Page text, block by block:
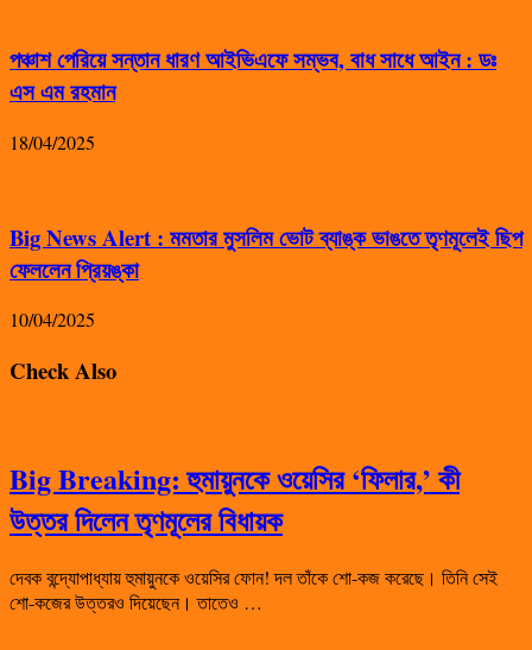
পঞ্চাশ পেরিয়ে সন্তান ধারণ আইভিএফে সম্ভব, বাধ সাধে আইন : ডঃ
এস এম রহমান
18/04/2025
Big News Alert : মমতার মুসলিম ভোট ব্যাঙ্ক ভাঙতে তৃণমূলেই ছিপ
ফেললেন প্রিয়ঙ্কা
10/04/2025
Check Also
Big Breaking: হুমায়ুনকে ওয়েসির ‘ফিলার,’ কী
উত্তর দিলেন তৃণমূলের বিধায়ক
দেবক বন্দ্যোপাধ্যায় হুমায়ুনকে ওয়েসির ফোন! দল তাঁকে শো-কজ করেছে। তিনি সেই
শো-কজের উত্তরও দিয়েছেন। তাতেও …